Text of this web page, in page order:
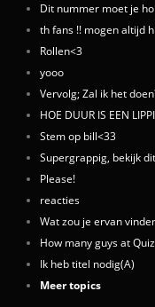
Dit nummer moet je
th fans !! mogen altijd
Rollen<3
yooo
Vervolg; Zal ik het
HOE DUUR IS EEN
Stem op bill<33
Supergrappig, bekijk
Please!
reacties
Wat zou je ervan
How many guys at
Ik heb titel nodig(A)
Meer topics